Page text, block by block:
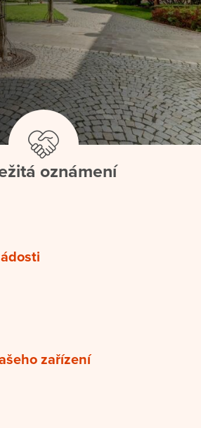
oznámení
zařízení